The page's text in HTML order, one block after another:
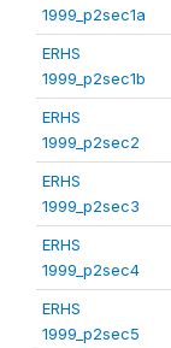
1999_p2sec1a
ERHS
1999_p2sec1b
ERHS
1999_p2sec2
ERHS
1999_p2sec3
ERHS
1999_p2sec4
ERHS
1999_p2sec5